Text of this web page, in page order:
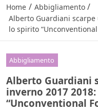
Home / Abbigliamento /
Alberto Guardiani
lo spirito “Unconventional
Abbigliamento
Alberto Guardiani
inverno 2017
“Unconventional